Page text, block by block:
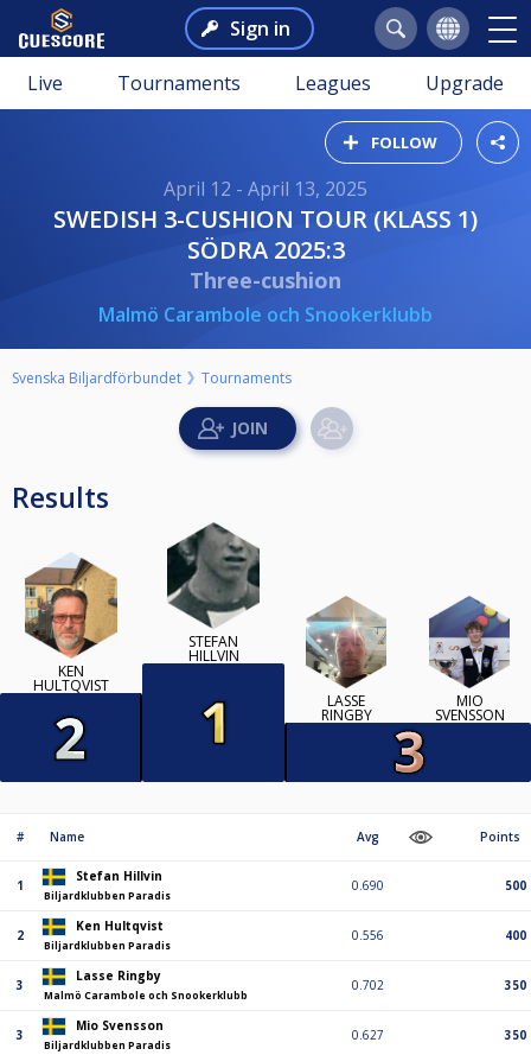
Sign in
Live Tournaments Leagues Upgrade
FOLLOW
April 12 - April 13, 2025
SWEDISH 3-CUSHION TOUR (KLASS 1)
SÖDRA 2025:3
Three-cushion
Malmö Carambole och Snookerklubb
Svenska Biljardförbundet Tournaments
Results
KEN
HULTQVIST
STEFAN
HILLVIN
LASSE
RINGBY
MIO
SVENSSON
# Name Avg Points
1
Stefan Hillvin
Biljardklubben Paradis
0.690 500
2
Ken Hultqvist
Biljardklubben Paradis
0.556 400
3
Lasse Ringby
Malmö Carambole och Snookerklubb
0.702 350
3
Mio Svensson
Biljardklubben Paradis
0.627 350